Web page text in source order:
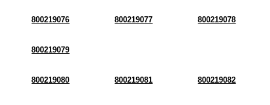
800219076 800219077 800219078
800219079
800219080 800219081 800219082